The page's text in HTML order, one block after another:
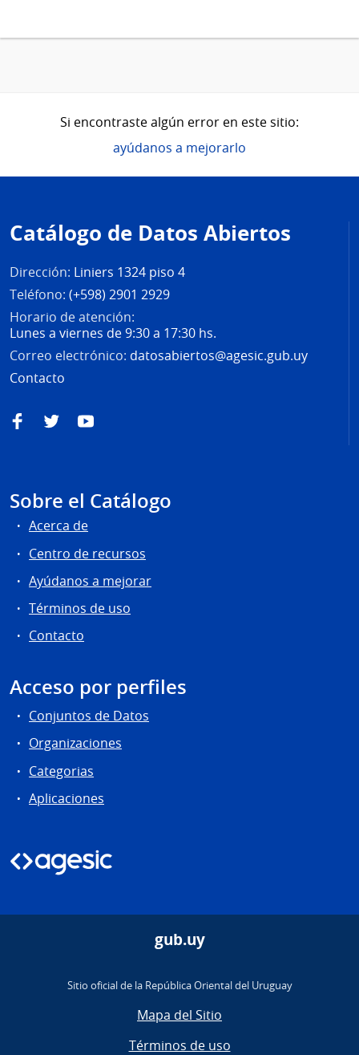
Si encontraste algún error en este sitio:
ayúdanos a mejorarlo
de
página
Catálogo de Datos Abiertos
Dirección: Liniers 1324 piso 4
Teléfono: (+598) 2901 2929
Horario de atención:
Lunes a viernes de 9:30 a 17:30 hs.
Correo electrónico: datosabiertos@agesic.gub.uy
Contacto
FacebookTwitterYouTube
Sobre el Catálogo
Acerca de
Centro de recursos
Ayúdanos a mejorar
Términos de uso
Contacto
Acceso por perfiles
Conjuntos de Datos
Organizaciones
Categorias
Aplicaciones
gub.uy
Sitio oficial de la República Oriental del Uruguay
Mapa del Sitio
Términos de uso